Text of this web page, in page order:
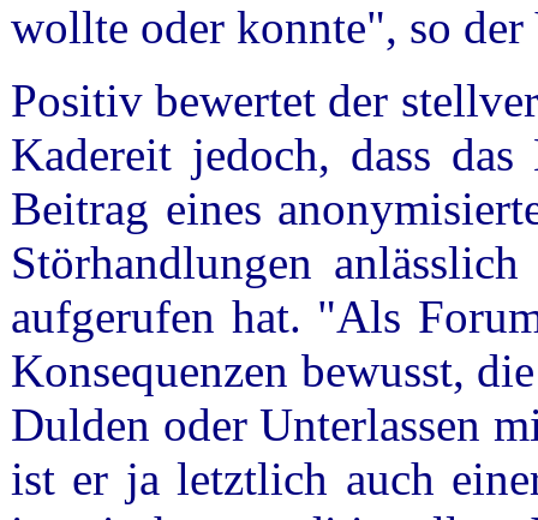
wollte oder konnte", so der
Positiv bewertet der
Kadereit jedoch, dass
Beitrag eines
Störhandlungen anlässlich
aufgerufen hat. "Als
Konsequenzen bewusst,
Dulden oder Unterlassen
ist er ja letztlich auch